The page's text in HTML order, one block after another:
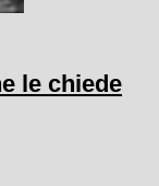
le chiede